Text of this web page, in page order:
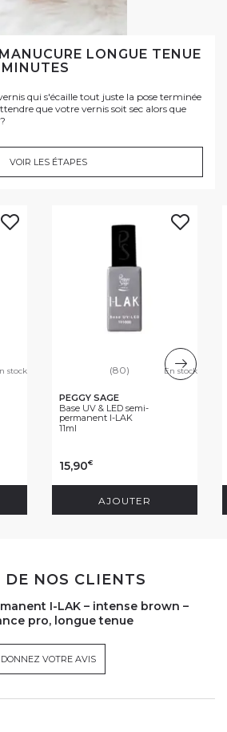
LONGUE TENUE
qui s'écaille tout juste la pose terminée
que votre vernis soit sec alors que
VOIR LES ÉTAPES
stock (80) En stock
PEGGY SAGE
Base UV & LED semi-
permanent I-LAK
11ml
15,90€
AJOUTER
DE NOS CLIENTS
I-LAK – intense brown –
pro, longue tenue
DONNEZ VOTRE AVIS